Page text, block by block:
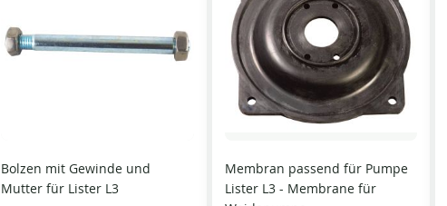
Bolzen mit Gewinde und
Mutter für Lister L3
Membran passend für Pumpe
Lister L3 - Membrane für